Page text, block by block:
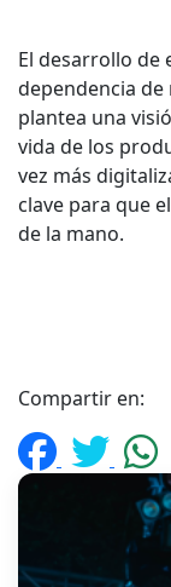
El desarrollo de
dependencia
plantea una
vida de los
vez más
clave para que
de la mano.
Compartir en: